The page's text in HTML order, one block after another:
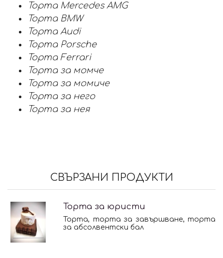
Торта Mercedes AMG
Торта BMW
Торта Audi
Торта Porsche
Торта Ferrari
Торта за момче
Торта за момиче
Торта за него
Торта за нея
СВЪРЗАНИ ПРОДУКТИ
Торта за юристи
Торта, торта за завършване, торта
за абсолвентски бал